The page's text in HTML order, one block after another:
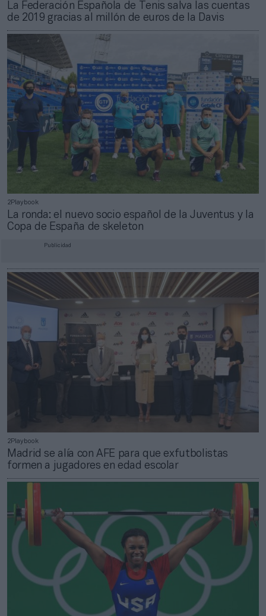
La Federación Española de Tenis salva las cuentas
de 2019 gracias al millón de euros de la Davis
2Playbook
La ronda: el nuevo socio español de la Juventus y la
Copa de España de skeleton
Publicidad
2Playbook
Madrid se alía con AFE para que exfutbolistas
formen a jugadores en edad escolar